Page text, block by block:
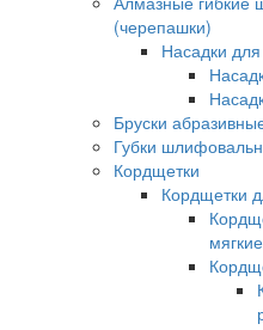
(черепашки)
Насадки
Бруски
Губки
Кордщетки
Кордщетки
мягкие